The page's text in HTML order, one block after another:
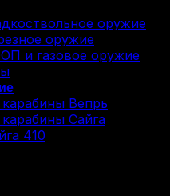
оружие
оружие
и газовое оружие
Вепрь
Сайга
410